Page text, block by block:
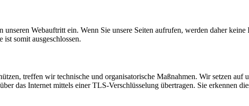
Webauftritt ein. Wenn Sie unsere Seiten aufrufen, werden daher
somit ausgeschlossen.
treffen wir technische und organisatorische Maßnahmen. Wir setzen auf
das Internet mittels einer TLS-Verschlüsselung übertragen. Sie erkennen